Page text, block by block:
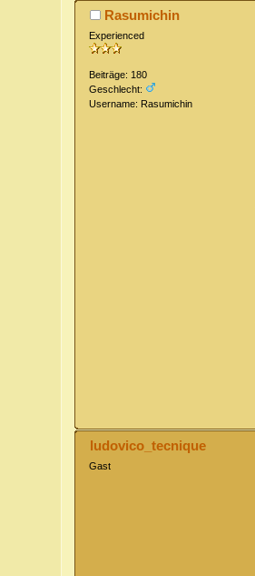
Rasumichin
Experienced
Beiträge: 180
Geschlecht:
Username: Rasumichin
ludovico_tecnique
Gast